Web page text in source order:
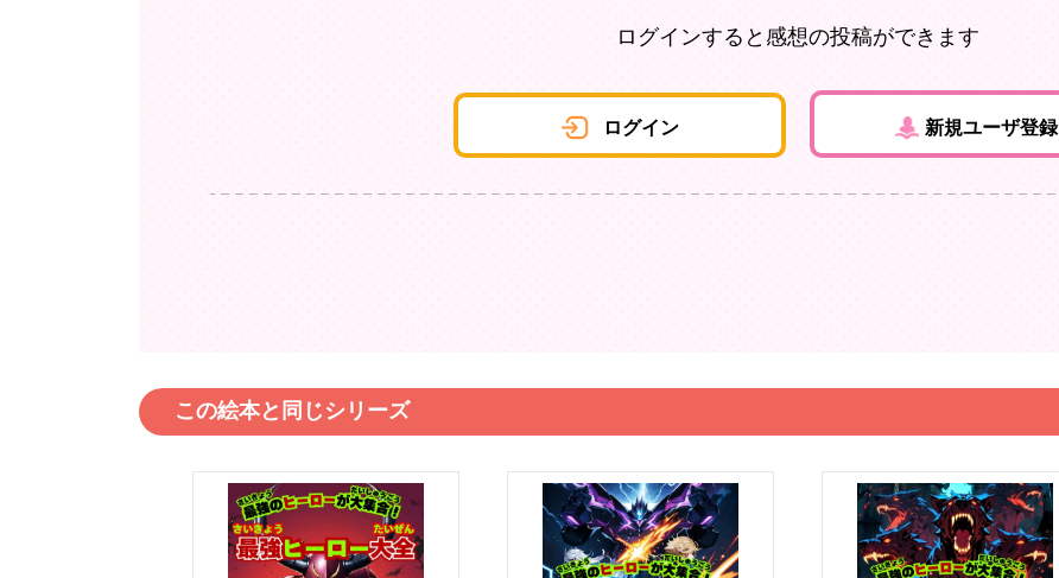
ログインすると感想の投稿ができます
ログイン 新規ユーザ登録
この絵本と同じシリーズ